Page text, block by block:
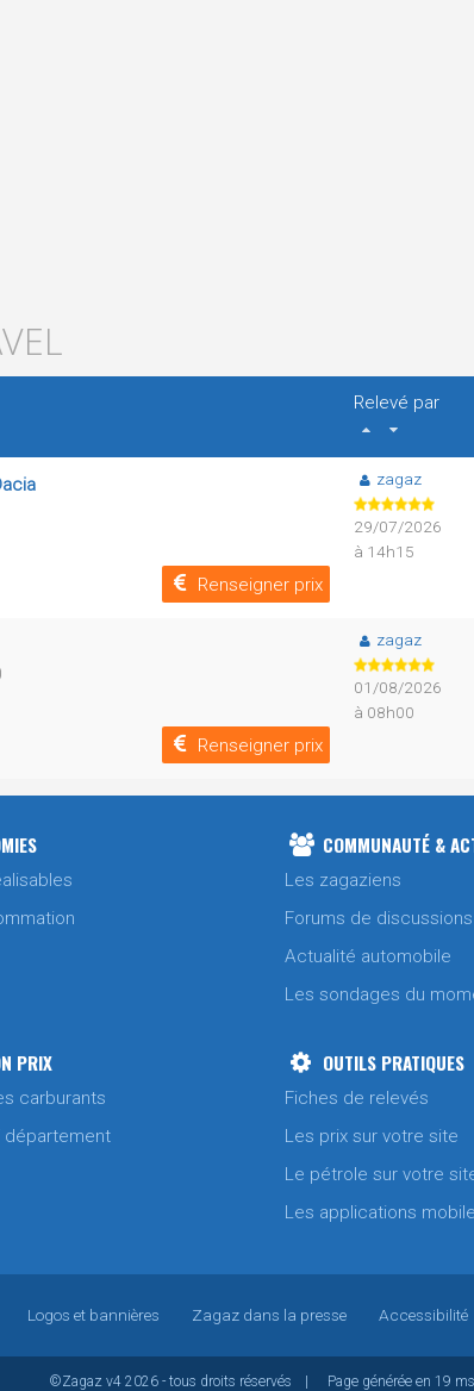
Relevé par
Renseigner prix
zagaz
29/07/2026
à 14h15
Renseigner prix
zagaz
01/08/2026
à 08h00
COMMUNAUTÉ &
Les zagaziens
Forums de discussions
Actualité automobile
Les sondages du
PRIX
carburants
département
OUTILS PRATIQUES
Fiches de relevés
Les prix sur votre site
Le pétrole sur votre
Les applications
Logos et bannières Zagaz dans la presse Accessibilité
©Zagaz v4 2026 - tous droits réservés Page générée en 19 ms